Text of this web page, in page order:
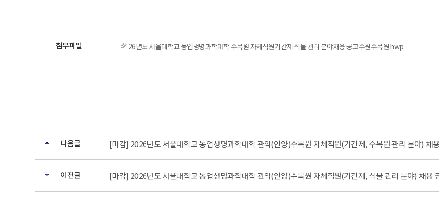
26년도 서울대학교 농업생명과학대학 수목원 자체직원기간제 식물 관리 분야채용 공고수원수목원.hwp
다음글 [마감] 2026년도 서울대학교 농업생명과학대학 관악(안양)수목원 자체직원(기간제, 수목원 관리 분야) 채
이전글 [마감] 2026년도 서울대학교 농업생명과학대학 관악(안양)수목원 자체직원(기간제, 식물 관리 분야) 채용